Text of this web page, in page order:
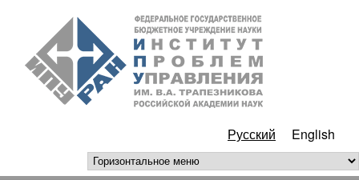
Перейти к основному
содержанию
РАН
Русский English
горизонтальное меню